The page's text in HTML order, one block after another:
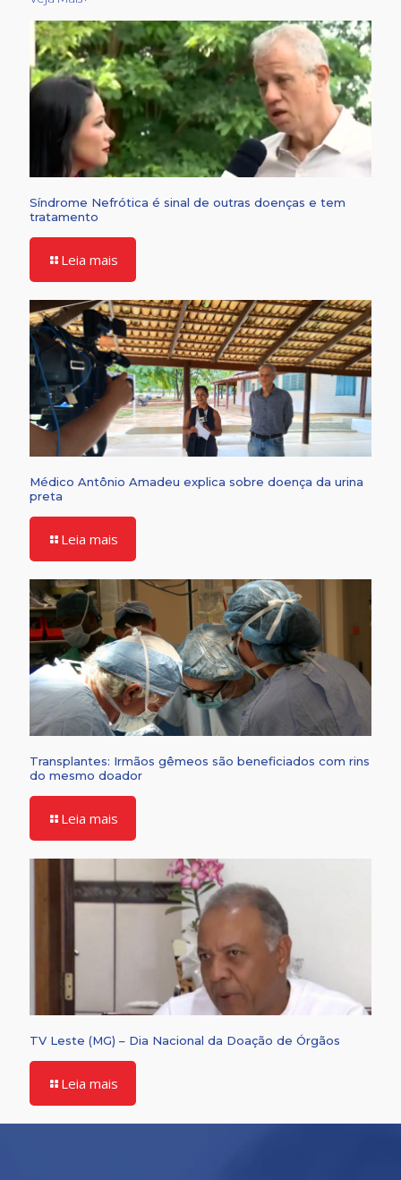
Síndrome Nefrótica é sinal de outras doenças e tem
tratamento
Leia mais
Médico Antônio Amadeu explica sobre doença da urina
preta
Leia mais
Transplantes: Irmãos gêmeos são beneficiados com rins
do mesmo doador
Leia mais
TV Leste (MG) – Dia Nacional da Doação de Órgãos
Leia mais